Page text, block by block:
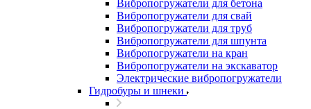
Вибропогружатели для бетона
Вибропогружатели для свай
Вибропогружатели для труб
Вибропогружатели для шпунта
Вибропогружатели на кран
Вибропогружатели на экскаватор
Электрические вибропогружатели
Гидробуры и шнеки